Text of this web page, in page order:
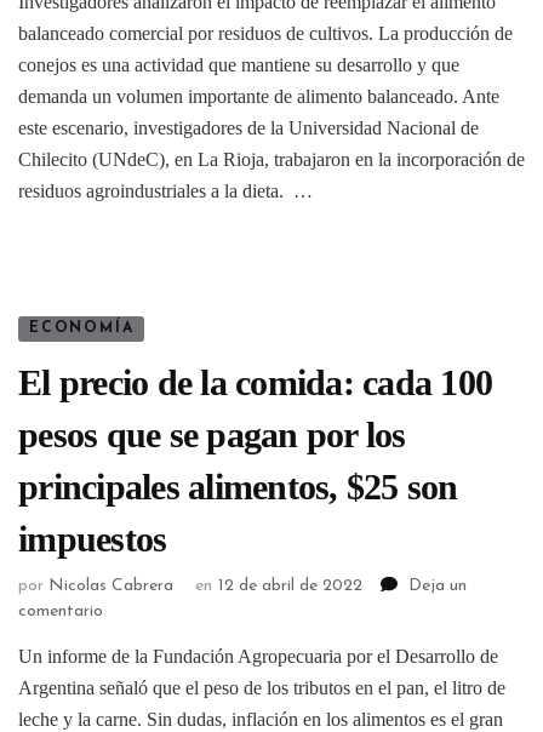
balanceado comercial por residuos de cultivos. La producción de
conejos es una actividad que mantiene su desarrollo y que
demanda un volumen importante de alimento balanceado. Ante
este escenario, investigadores de la Universidad Nacional de
Chilecito (UNdeC), en La Rioja, trabajaron en la incorporación de
residuos agroindustriales a la dieta. …
ECONOMÍA
El precio de la comida: cada 100
pesos que se pagan por los
principales alimentos, $25 son
impuestos
por Nicolas Cabrera en 12 de abril de 2022
Deja un
comentario
Un informe de la Fundación Agropecuaria por el Desarrollo de
Argentina señaló que el peso de los tributos en el pan, el litro de
leche y la carne. Sin dudas, inflación en los alimentos es el gran